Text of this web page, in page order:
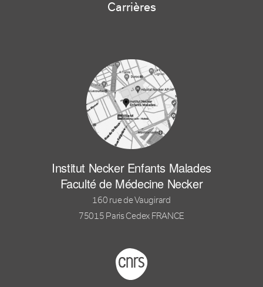
Carrières
Institut Necker Enfants Malades
Faculté de Médecine Necker
160 rue de Vaugirard
75015 Paris Cedex FRANCE
Footer logo tutelles